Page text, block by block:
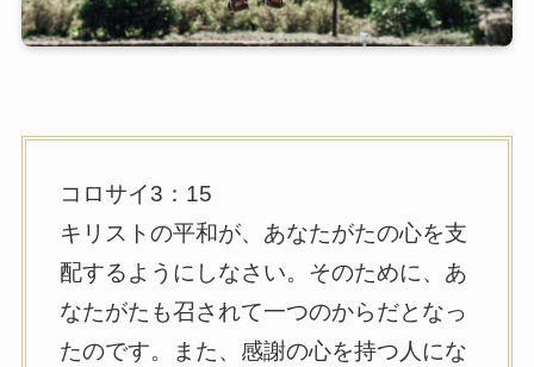
コロサイ3：15
キリストの平和が、あなたがたの心を支
配するようにしなさい。そのために、あ
なたがたも召されて一つのからだとなっ
たのです。また、感謝の心を持つ人にな